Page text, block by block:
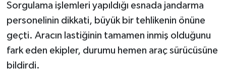
Sorgulama işlemleri yapıldığı esnada jandarma
personelinin dikkati, büyük bir tehlikenin önüne
geçti. Aracın lastiğinin tamamen inmiş olduğunu
fark eden ekipler, durumu hemen araç sürücüsüne
bildirdi.